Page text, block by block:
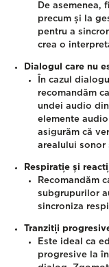
De asemenea,
precum și la
pentru a
crea o
Dialogul care nu
În cazul
recomandăm
undei audio
elemente
asigurăm că
arealului sonor
Respirație și
Recomandăm
subgrupurilor
sincroniza
Tranziții
Este ideal ca
progresive la